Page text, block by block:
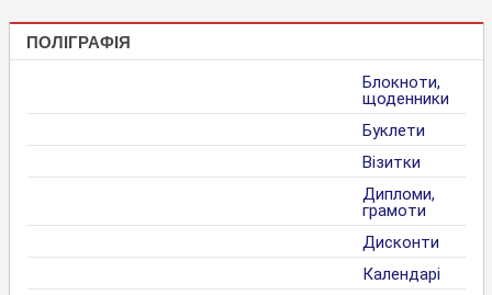
ПОЛІГРАФІЯ
Блокноти,
щоденники
Буклети
Візитки
Дипломи,
грамоти
Дисконти
Календарі